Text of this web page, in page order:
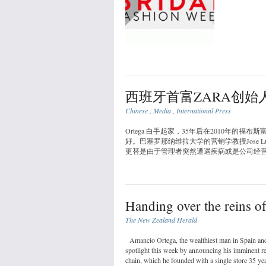
西班牙首富ZARA创始
Chinese ,Media International Press
Ortega 白手起家，35年后在2010年的福布
好。巴塞罗那纳维拉大学的营销学教授Jose
更替是由于管理者突然遭遇疾病或是公司经
Handing over the reins
The New Zealand Herald
Amancio Ortega, the wealthiest man in Spain
spotlight this week by announcing his imminent
chain, which he founded with a single store 35